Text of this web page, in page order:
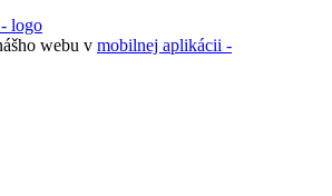
webu v mobilnej aplikácii -